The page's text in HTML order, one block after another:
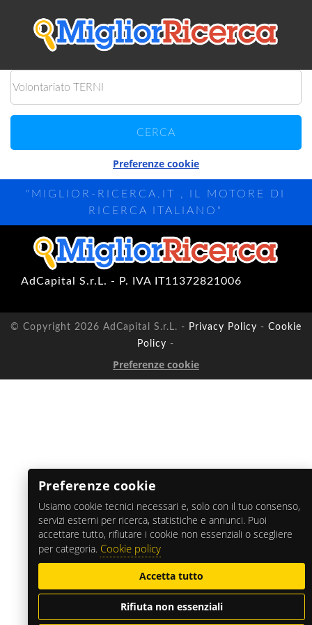
Preferenze cookie
"MIGLIOR-RICERCA.IT , IL MOTORE DI
RICERCA ITALIANO"
AdCapital S.r.L. - P. IVA IT11372821006
© Copyright 2026 AdCapital S.r.L. - Privacy Policy - Cookie
Policy -
Preferenze cookie
Preferenze cookie
Usiamo cookie tecnici necessari e, solo con il tuo consenso,
servizi esterni per ricerca, statistiche e annunci. Puoi
accettare tutto, rifiutare i cookie non essenziali o scegliere
per categoria. Cookie policy
Accetta tutto
Rifiuta non essenziali